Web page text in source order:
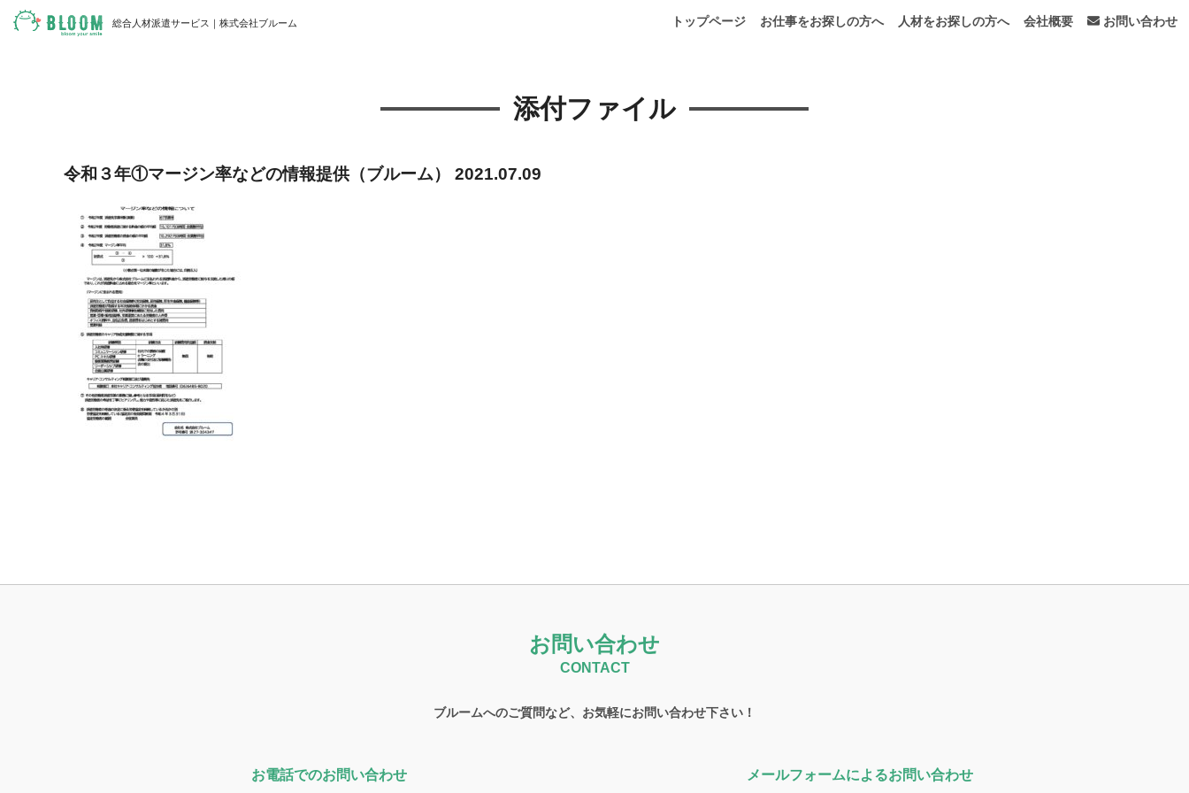
総合人材派遣サービス｜株式会社ブルーム トップページ お仕事をお探しの方へ 人材をお探しの方へ 会社概要 お問い合わせ
添付ファイル
令和３年①マージン率などの情報提供（ブルーム） 2021.07.09
お問い合わせ
CONTACT
ブルームへのご質問など、お気軽にお問い合わせ下さい！
お電話でのお問い合わせ メールフォームによるお問い合わせ